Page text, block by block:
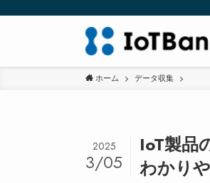
ホーム データ収集
IoT製品
わかり
2025
3/05